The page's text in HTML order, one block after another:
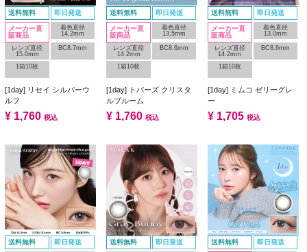
送料無料 即日発送
メーカー直
販商品
着色直径
14.2mm
レンズ直径
15.0mm
BC8.7mm
1箱10枚
[1day] リセイ シルバーウ
ルフ
¥ 1,760 税込
送料無料 即日発送
メーカー直
販商品
着色直径
13.5mm
レンズ直径
14.2mm
BC8.6mm
1箱10枚
[1day] トパーズ クリスタ
ルブルーム
¥ 1,760 税込
送料無料 即日発送
メーカー直
販商品
着色直径
13.0mm
レンズ直径
14.2mm
BC8.6mm
1箱10枚
[1day] ミムコ ゼリーグレ
ー
¥ 1,705 税込
送料無料 即日発送 送料無料 即日発送 送料無料 即日発送